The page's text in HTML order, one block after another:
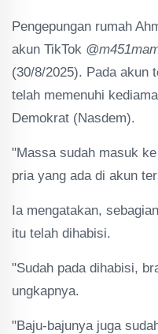
Pengepungan rumah
akun TikTok
(30/8/2025). Pada akun
telah memenuhi
Demokrat (Nasdem).
"Massa sudah masuk
pria yang ada di akun
Ia mengatakan,
itu telah dihabisi.
"Sudah pada dihabisi,
ungkapnya.
"Baju-bajunya juga